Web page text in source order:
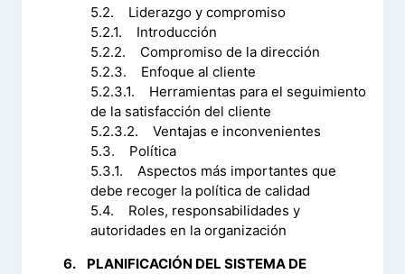
5.2. Liderazgo y compromiso
5.2.1. Introducción
5.2.2. Compromiso de la dirección
5.2.3. Enfoque al cliente
5.2.3.1. Herramientas para el seguimiento
de la satisfacción del cliente
5.2.3.2. Ventajas e inconvenientes
5.3. Política
5.3.1. Aspectos más importantes que
debe recoger la política de calidad
5.4. Roles, responsabilidades y
autoridades en la organización
6. PLANIFICACIÓN DEL SISTEMA DE